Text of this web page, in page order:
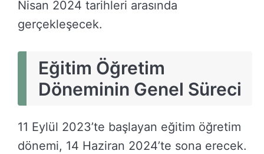
Nisan 2024 tarihleri arasında
gerçekleşecek.
Eğitim Öğretim
Döneminin Genel Süreci
11 Eylül 2023’te başlayan eğitim öğretim
dönemi, 14 Haziran 2024’te sona erecek.